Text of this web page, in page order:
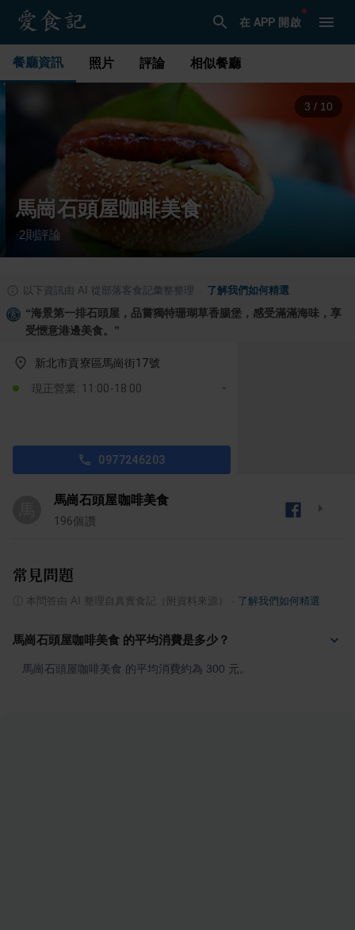
在 APP 開啟
餐廳資訊 照片 評論 相似餐廳
3 / 10
馬崗石頭屋咖啡美食
·2則評論
以下資訊由 AI 從部落客食記彙整整理 了解我們如何精選
“海景第一排石頭屋，品嘗獨特珊瑚草香腸堡，感受滿滿海味，享
受愜意港邊美食。 ”
新北市貢寮區馬崗街17號
現正營業: 11:00-18:00
0977246203
馬崗石頭屋咖啡美食
196個讚
常見問題
本問答由 AI 整理自真實食記（附資料來源） 了解我們如何精選
馬崗石頭屋咖啡美食 的平均消費是多少？
馬崗石頭屋咖啡美食 的平均消費約為 300 元。